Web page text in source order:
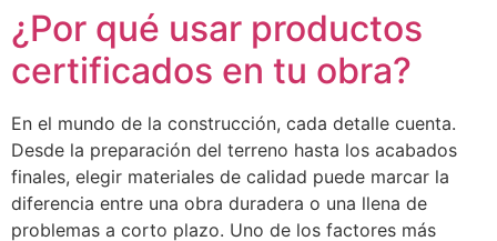
¿Por qué usar productos
certificados en tu obra?
En el mundo de la construcción, cada detalle cuenta.
Desde la preparación del terreno hasta los acabados
finales, elegir materiales de calidad puede marcar la
diferencia entre una obra duradera o una llena de
problemas a corto plazo. Uno de los factores más